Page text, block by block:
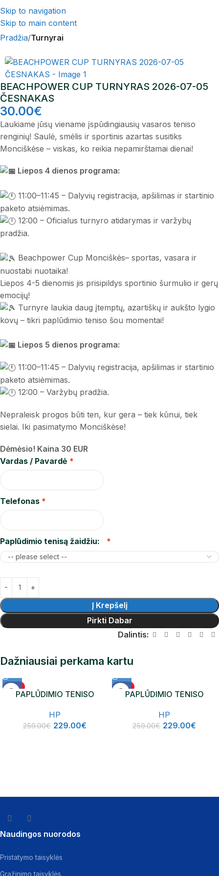
Skip to navigation
Skip to main content
Pradžia Turnyrai
BEACHPOWER CUP TURNYRAS 2026-07-05
ČESNAKAS
30.00€
Laukiame jūsų viename įspūdingiausių vasaros teniso
renginių! Saulė, smėlis ir sportinis azartas susitiks
Monciškėse – viskas, ko reikia nepamirštamai dienai!
Liepos 4 dienos programa:
11:00–11:45 – Dalyvių registracija, apšilimas ir startinio
paketo atsiėmimas.
12:00 – Oficialus turnyro atidarymas ir varžybų
pradžia.
Beachpower Cup Monciškės– sportas, vasara ir
nuostabi nuotaika!
Liepos 4-5 dienomis jis prisipildys sportinio šurmulio ir gerų
emocijų!
Turnyre laukia daug įtemptų, azartiškų ir aukšto lygio
kovų – tikri paplūdimio teniso šou momentai!
Liepos 5 dienos programa:
11:00–11:45 – Dalyvių registracija, apšilimas ir startinio
paketo atsiėmimas.
12:00 – Varžybų pradžia.
Nepraleisk progos būti ten, kur gera – tiek kūnui, tiek
sielai. Iki pasimatymo Monciškėse!
Dėmėsio! Kaina 30 EUR
Vardas / Pavardė
Telefonas
Paplūdimio tenisą žaidžiu:
Į Krepšelį
Pirkti Dabar
Dalintis:
Dažniausiai perkama kartu
-12%
NAUJIENA
PAPLŪDIMIO TENISO
HP
259.00€ 229.00€
-12%
NAUJIENA
PAPLŪDIMIO TENISO
HP
259.00€ 229.00€
Naudingos nuorodos
Pristatymo taisyklės
Grąžinimo taisyklės